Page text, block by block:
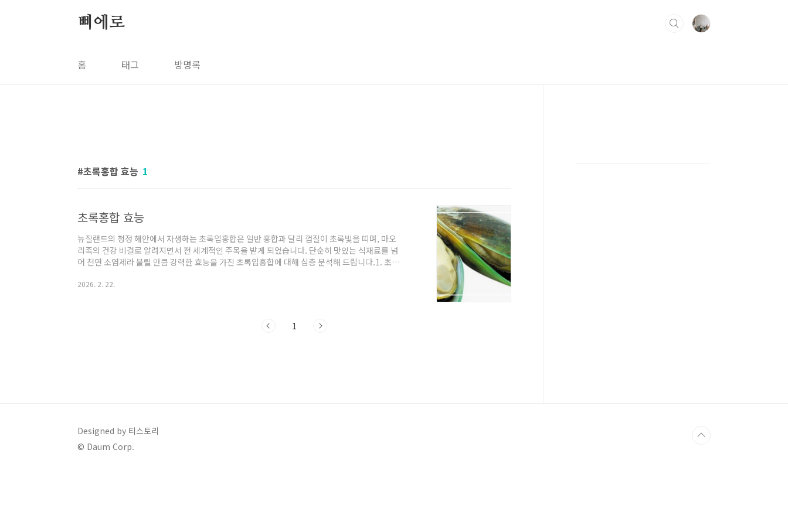
삐에로
홈 태그 방명록
초록홍합 효능 1
초록홍합 효능
뉴질랜드의 청정 해안에서 자생하는 초록입홍합은 일반 홍합과 달리 껍질이 초록빛을 띠며, 마오
리족의 건강 비결로 알려지면서 전 세계적인 주목을 받게 되었습니다. 단순히 맛있는 식재료를 넘
어 천연 소염제라 불릴 만큼 강력한 효능을 가진 초록입홍합에 대해 심층 분석해 드립니다.1. 초록
진입니다. 일반 홍합에는 없는 독특한 불포화 지방산 구조가 체내 염증 유발 물질인 류코트리엔의
섭취한 마오리족은 내륙 거주민에 비해 관절 질환 발병률이..
2026. 2. 22.
1
Designed by 티스토리
© Daum Corp.